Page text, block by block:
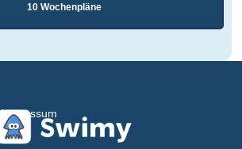
10 Wochenpläne
Impressum